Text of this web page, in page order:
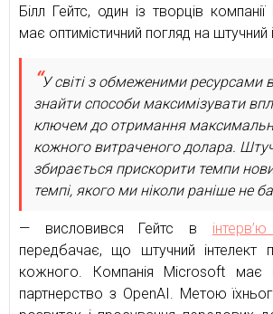
Білл Гейтс, один із творців
має оптимістичний погляд на штучний
У світі з обмеженими ресурсами
знайти способи максимізувати
ключем до отримання
кожного витраченого долара.
збирається прискорити темпи
темпі, якого ми ніколи раніше не
— висловився Гейтс в
передбачає, що штучний інтелект
кожного. Компанія Microsoft має
партнерство з OpenAI. Метою